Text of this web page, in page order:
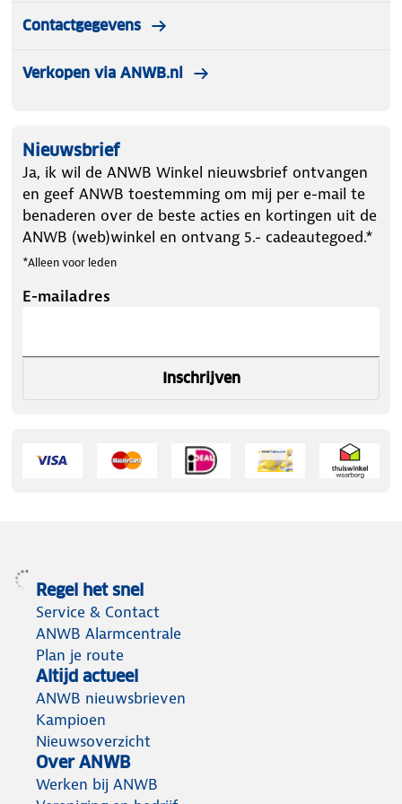
Contactgegevens
Verkopen via ANWB.nl
Nieuwsbrief
Ja, ik wil de ANWB Winkel nieuwsbrief ontvangen
en geef ANWB toestemming om mij per e-mail te
benaderen over de beste acties en kortingen uit de
ANWB (web)winkel en ontvang 5.- cadeautegoed.*
*Alleen voor leden
E-mailadres
Inschrijven
Regel het snel
Service & Contact
ANWB Alarmcentrale
Plan je route
Altijd actueel
ANWB nieuwsbrieven
Kampioen
Nieuwsoverzicht
Over ANWB
Werken bij ANWB